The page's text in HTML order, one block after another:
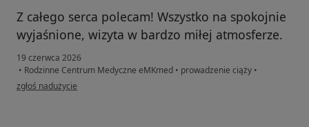
Z całego serca polecam! Wszystko na spokojnie
wyjaśnione, wizyta w bardzo miłej atmosferze.
19 czerwca 2026
• Rodzinne Centrum Medyczne eMKmed • prowadzenie ciąży •
w opinii użytkownika Angela
zgłoś nadużycie